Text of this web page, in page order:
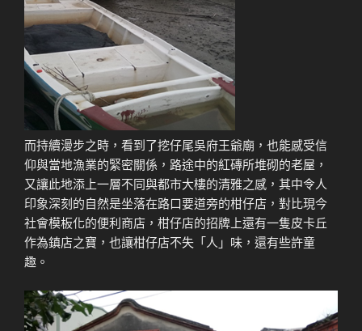
而持續漫步之時，看到了挖仔尾吳府王爺廟，也能感受信
仰與當地漁業的緊密關係，路途中的紅磚所堆砌的老屋，
又讓此地添上一層不同與都市大樓的清雅之感，其中令人
印象深刻的自然是坐落在路口要道旁的柑仔店，對比現今
社會模板化的便利商店，柑仔店的招牌上還有一隻皮卡丘
作為鎮店之寶，也讓柑仔店不失「人」味，還有些許童
趣。